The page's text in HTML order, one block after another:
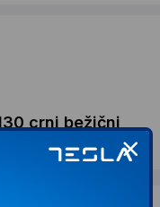
crni bežični